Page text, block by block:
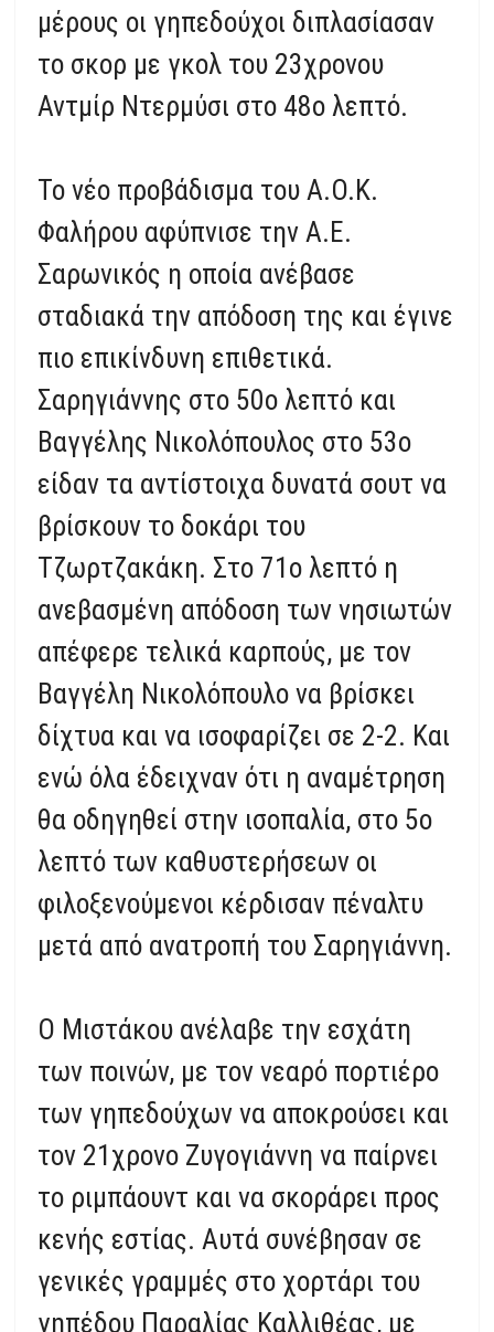
μέρους οι γηπεδούχοι διπλασίασαν
το σκορ με γκολ του 23χρονου
Αντμίρ Ντερμύσι στο 48ο λεπτό.
Το νέο προβάδισμα του Α.Ο.Κ.
Φαλήρου αφύπνισε την Α.Ε.
Σαρωνικός η οποία ανέβασε
σταδιακά την απόδοση της και έγινε
πιο επικίνδυνη επιθετικά.
Σαρηγιάννης στο 50ο λεπτό και
Βαγγέλης Νικολόπουλος στο 53ο
είδαν τα αντίστοιχα δυνατά σουτ να
βρίσκουν το δοκάρι του
Τζωρτζακάκη. Στο 71ο λεπτό η
ανεβασμένη απόδοση των νησιωτών
απέφερε τελικά καρπούς, με τον
Βαγγέλη Νικολόπουλο να βρίσκει
δίχτυα και να ισοφαρίζει σε 2-2. Και
ενώ όλα έδειχναν ότι η αναμέτρηση
θα οδηγηθεί στην ισοπαλία, στο 5ο
λεπτό των καθυστερήσεων οι
φιλοξενούμενοι κέρδισαν πέναλτυ
μετά από ανατροπή του Σαρηγιάννη.
Ο Μιστάκου ανέλαβε την εσχάτη
των ποινών, με τον νεαρό πορτιέρο
των γηπεδούχων να αποκρούσει και
τον 21χρονο Ζυγογιάννη να παίρνει
το ριμπάουντ και να σκοράρει προς
κενής εστίας. Αυτά συνέβησαν σε
γενικές γραμμές στο χορτάρι του
γηπέδου Παραλίας Καλλιθέας, με